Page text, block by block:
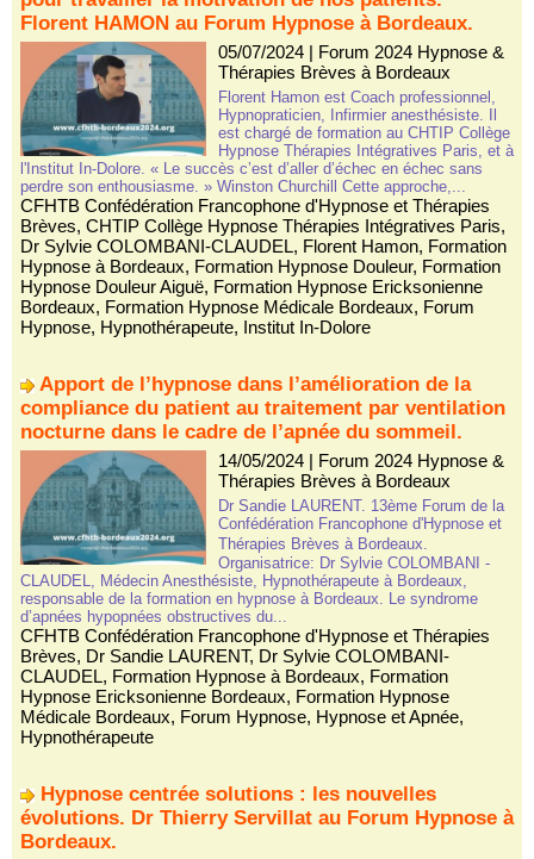
Florent HAMON au Forum Hypnose à Bordeaux.
05/07/2024| Forum 2024 Hypnose &
Thérapies Brèves à Bordeaux
Florent Hamon est Coach professionnel,
Hypnopraticien, Infirmier anesthésiste. Il
est chargé de formation au CHTIP Collège
Hypnose Thérapies Intégratives Paris, et à
l'Institut In-Dolore. « Le succès c’est d’aller d’échec en échec sans
perdre son enthousiasme. » Winston Churchill Cette approche,...
CFHTB Confédération Francophone d'Hypnose et Thérapies
Brèves, CHTIP Collège Hypnose Thérapies Intégratives Paris,
Dr Sylvie COLOMBANI-CLAUDEL, Florent Hamon, Formation
Hypnose à Bordeaux, Formation Hypnose Douleur, Formation
Hypnose Douleur Aiguë, Formation Hypnose Ericksonienne
Bordeaux, Formation Hypnose Médicale Bordeaux, Forum
Hypnose, Hypnothérapeute, Institut In-Dolore
Apport de l’hypnose dans l’amélioration de la
compliance du patient au traitement par ventilation
nocturne dans le cadre de l’apnée du sommeil.
14/05/2024| Forum 2024 Hypnose &
Thérapies Brèves à Bordeaux
Dr Sandie LAURENT. 13ème Forum de la
Confédération Francophone d'Hypnose et
Thérapies Brèves à Bordeaux.
Organisatrice: Dr Sylvie COLOMBANI -
CLAUDEL, Médecin Anesthésiste, Hypnothérapeute à Bordeaux,
responsable de la formation en hypnose à Bordeaux. Le syndrome
d’apnées hypopnées obstructives du...
CFHTB Confédération Francophone d'Hypnose et Thérapies
Brèves, Dr Sandie LAURENT, Dr Sylvie COLOMBANI-
CLAUDEL, Formation Hypnose à Bordeaux, Formation
Hypnose Ericksonienne Bordeaux, Formation Hypnose
Médicale Bordeaux, Forum Hypnose, Hypnose et Apnée,
Hypnothérapeute
Hypnose centrée solutions : les nouvelles
évolutions. Dr Thierry Servillat au Forum Hypnose à
Bordeaux.